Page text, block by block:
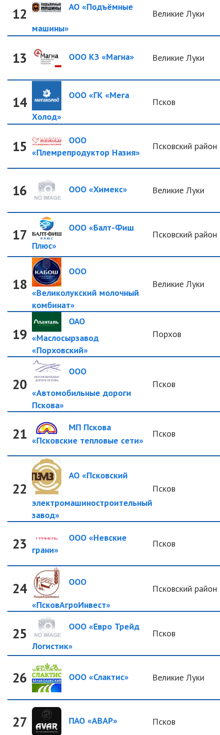
12
АО «Подъёмные
машины»
Великие Луки
13 ООО КЗ «Магна» Великие Луки
14
ООО «ГК «Мега
Холод»
Псков
15
ООО
«Племрепродуктор Назия»
Псковский район
16 ООО «Химекс» Великие Луки
17
ООО «Балт-Фиш
Плюс»
Псковский район
18
ООО
«Великолукский молочный
комбинат»
Великие Луки
19
ОАО
«Маслосырзавод
«Порховский»
Порхов
20
ООО
«Автомобильные дороги
Пскова»
Псков
21
МП Пскова
«Псковские тепловые сети»
Псков
22
АО «Псковский
электромашиностроительный
завод»
Псков
23
ООО «Невские
грани»
Псков
24 ООО
«ПсковАгроИнвест»
Псковский район
25
ООО «Евро Трейд
Логистик»
Псков
26 ООО «Слактис» Великие Луки
27 ПАО «АВАР» Псков